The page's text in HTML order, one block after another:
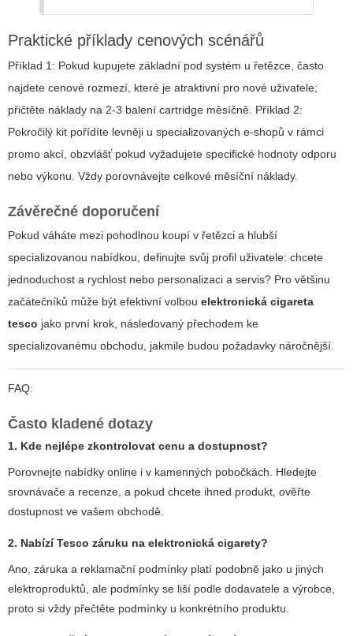
Praktické příklady cenových scénářů
Příklad 1: Pokud kupujete základní pod systém u řetězce, často
najdete cenové rozmezí, které je atraktivní pro nové uživatele;
přičtěte náklady na 2-3 balení cartridge měsíčně. Příklad 2:
Pokročilý kit pořídíte levněji u specializovaných e-shopů v rámci
promo akcí, obzvlášť pokud vyžadujete specifické hodnoty odporu
nebo výkonu. Vždy porovnávejte celkové měsíční náklady.
Závěrečné doporučení
Pokud váháte mezi pohodlnou koupí v řetězci a hlubší
specializovanou nabídkou, definujte svůj profil uživatele: chcete
jednoduchost a rychlost nebo personalizaci a servis? Pro většinu
začátečníků může být efektivní volbou elektronická cigareta
tesco jako první krok, následovaný přechodem ke
specializovanému obchodu, jakmile budou požadavky náročnější.
FAQ:
Často kladené dotazy
1. Kde nejlépe zkontrolovat cenu a dostupnost?
Porovnejte nabídky online i v kamenných pobočkách. Hledejte
srovnávače a recenze, a pokud chcete ihned produkt, ověřte
dostupnost ve vašem obchodě.
2. Nabízí Tesco záruku na elektronická cigarety?
Ano, záruka a reklamační podmínky platí podobně jako u jiných
elektroproduktů, ale podmínky se liší podle dodavatele a výrobce,
proto si vždy přečtěte podmínky u konkrétního produktu.